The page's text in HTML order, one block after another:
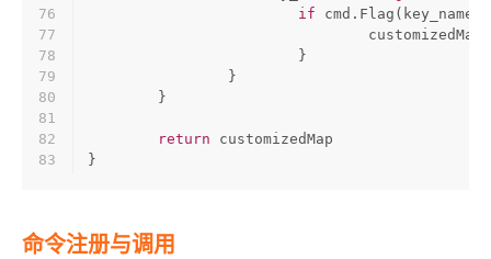
76
77
78
79
80
81
82
83
if
			}
		}
	}
return customizedMap
}
命令注册与调用